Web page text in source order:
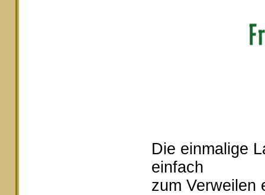
Die einmalige
einfach
zum Verweilen